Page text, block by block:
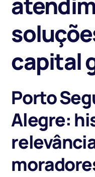
capital
Porto
Alegre: